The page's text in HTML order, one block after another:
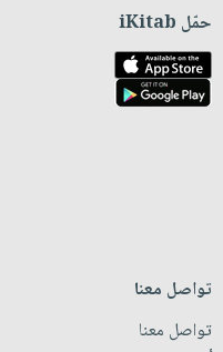
حمّل iKitab
تواصل معنا
تواصل معنا